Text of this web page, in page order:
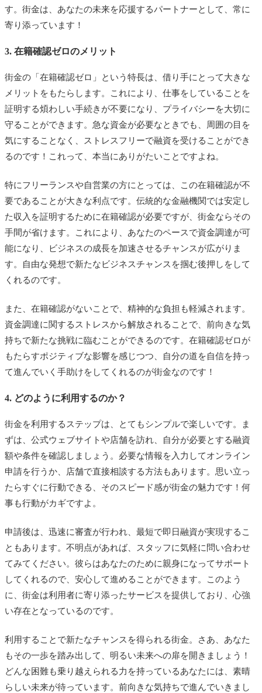
す。街金は、あなたの未来を応援するパートナーとして、常に
寄り添っています！
3. 在籍確認ゼロのメリット
街金の「在籍確認ゼロ」という特長は、借り手にとって大きな
メリットをもたらします。これにより、仕事をしていることを
証明する煩わしい手続きが不要になり、プライバシーを大切に
守ることができます。急な資金が必要なときでも、周囲の目を
気にすることなく、ストレスフリーで融資を受けることができ
るのです！これって、本当にありがたいことですよね。
特にフリーランスや自営業の方にとっては、この在籍確認が不
要であることが大きな利点です。伝統的な金融機関では安定し
た収入を証明するために在籍確認が必要ですが、街金ならその
手間が省けます。これにより、あなたのペースで資金調達が可
能になり、ビジネスの成長を加速させるチャンスが広がりま
す。自由な発想で新たなビジネスチャンスを掴む後押しをして
くれるのです。
また、在籍確認がないことで、精神的な負担も軽減されます。
資金調達に関するストレスから解放されることで、前向きな気
持ちで新たな挑戦に臨むことができるのです。在籍確認ゼロが
もたらすポジティブな影響を感じつつ、自分の道を自信を持っ
て進んでいく手助けをしてくれるのが街金なのです！
4. どのように利用するのか？
街金を利用するステップは、とてもシンプルで楽しいです。ま
ずは、公式ウェブサイトや店舗を訪れ、自分が必要とする融資
額や条件を確認しましょう。必要な情報を入力してオンライン
申請を行うか、店舗で直接相談する方法もあります。思い立っ
たらすぐに行動できる、そのスピード感が街金の魅力です！何
事も行動がカギですよ。
申請後は、迅速に審査が行われ、最短で即日融資が実現するこ
ともあります。不明点があれば、スタッフに気軽に問い合わせ
てみてください。彼らはあなたのために親身になってサポート
してくれるので、安心して進めることができます。このよう
に、街金は利用者に寄り添ったサービスを提供しており、心強
い存在となっているのです。
利用することで新たなチャンスを得られる街金。さあ、あなた
もその一歩を踏み出して、明るい未来への扉を開きましょう！
どんな困難も乗り越えられる力を持っているあなたには、素晴
らしい未来が待っています。前向きな気持ちで進んでいきまし